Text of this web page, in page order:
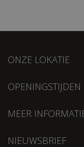
ONZE LOKATIE
OPENINGSTIJDEN
MEER
NIEUWSBRIEF